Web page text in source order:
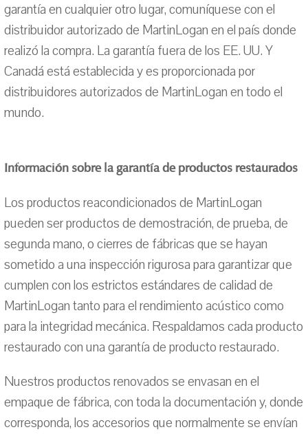
garantía en cualquier otro lugar, comuníquese con el
distribuidor autorizado de MartinLogan en el país donde
realizó la compra. La garantía fuera de los EE. UU. Y
Canadá está establecida y es proporcionada por
distribuidores autorizados de MartinLogan en todo el
mundo.
Información sobre la garantía de productos restaurados
Los productos reacondicionados de MartinLogan
pueden ser productos de demostración, de prueba, de
segunda mano, o cierres de fábricas que se hayan
sometido a una inspección rigurosa para garantizar que
cumplen con los estrictos estándares de calidad de
MartinLogan tanto para el rendimiento acústico como
para la integridad mecánica. Respaldamos cada producto
restaurado con una garantía de producto restaurado.
Nuestros productos renovados se envasan en el
empaque de fábrica, con toda la documentación y, donde
corresponda, los accesorios que normalmente se envían